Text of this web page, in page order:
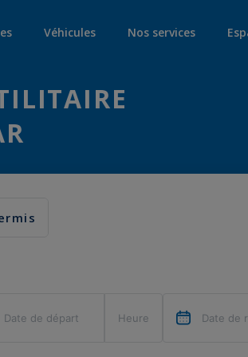
Véhicules Nos services